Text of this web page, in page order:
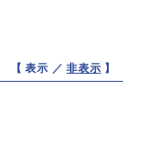
【 表示 ／非表示 】